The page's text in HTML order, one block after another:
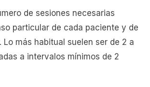
de sesiones necesarias
particular de cada paciente y de
Lo más habitual suelen ser de 2 a
a intervalos mínimos de 2